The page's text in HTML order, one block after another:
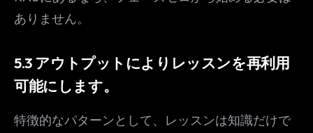
ありません。
5.3 アウトプットによりレッスンを再利用
可能にします。
特徴的なパターンとして、レッスンは知識だけで